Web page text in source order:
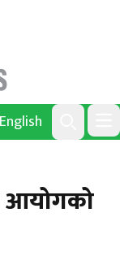
English
Search
आयोगको